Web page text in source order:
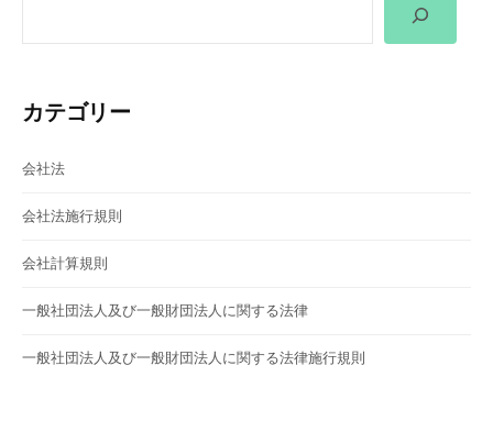
シ
カテゴリー
会社法
会社法施行規則
会社計算規則
一般社団法人及び一般財団法人に関する法律
一般社団法人及び一般財団法人に関する法律施行規則